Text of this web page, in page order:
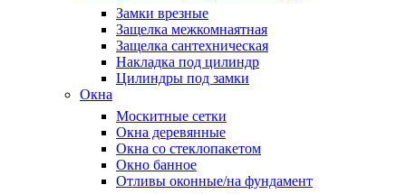
Замки врезные
Защелка межкомнаятная
Защелка сантехническая
Накладка под цилиндр
Цилиндры под замки
Окна
Москитные сетки
Окна деревянные
Окна со стеклопакетом
Окно банное
Отливы оконные/на фундамент